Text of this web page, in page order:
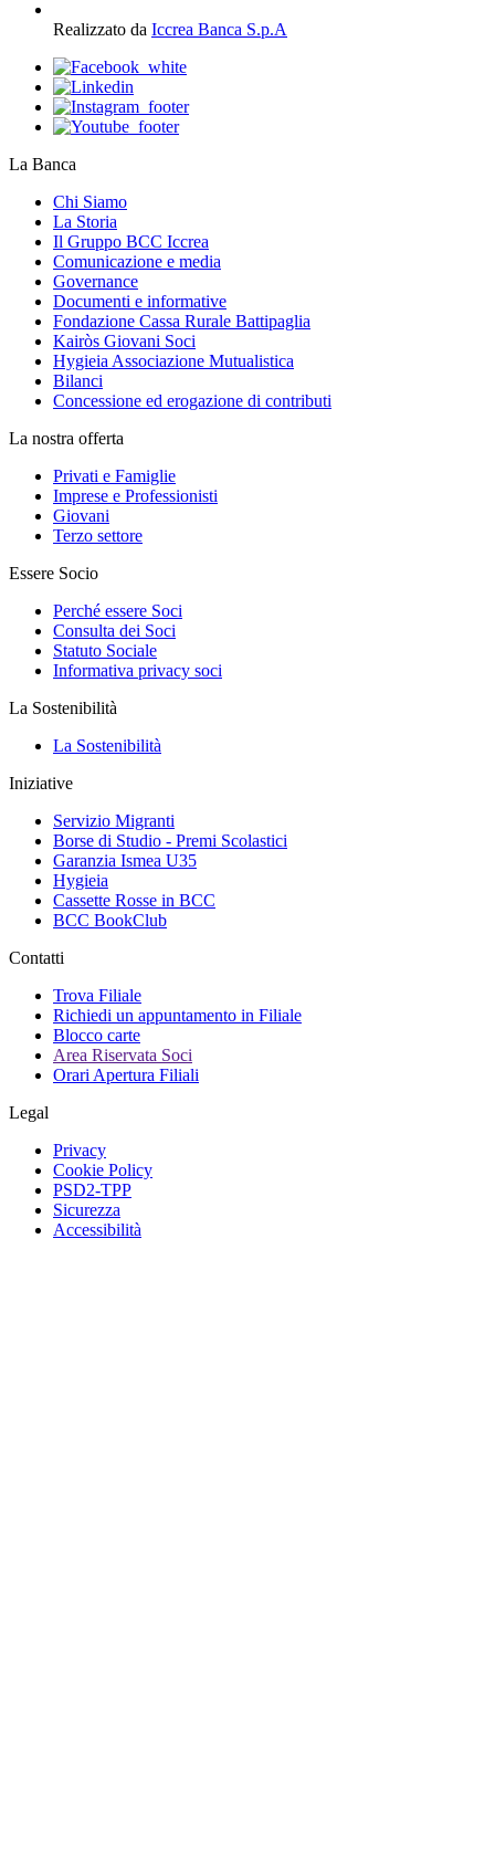
Realizzato da Iccrea Banca S.p.A
La Banca
Chi Siamo
La Storia
Il Gruppo BCC Iccrea
Comunicazione e media
Governance
Documenti e informative
Fondazione Cassa Rurale Battipaglia
Kairòs Giovani Soci
Hygieia Associazione Mutualistica
Bilanci
Concessione ed erogazione di contributi
La nostra offerta
Privati e Famiglie
Imprese e Professionisti
Giovani
Terzo settore
Essere Socio
Perché essere Soci
Consulta dei Soci
Statuto Sociale
Informativa privacy soci
La Sostenibilità
La Sostenibilità
Iniziative
Servizio Migranti
Borse di Studio - Premi Scolastici
Garanzia Ismea U35
Hygieia
Cassette Rosse in BCC
BCC BookClub
Contatti
Trova Filiale
Richiedi un appuntamento in Filiale
Blocco carte
Area Riservata Soci
Orari Apertura Filiali
Legal
Privacy
Cookie Policy
PSD2-TPP
Sicurezza
Accessibilità